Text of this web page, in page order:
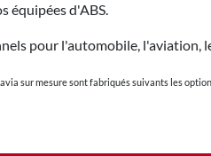
équipées d'ABS.
pour l'automobile, l'aviation,
sur mesure sont fabriqués suivants les